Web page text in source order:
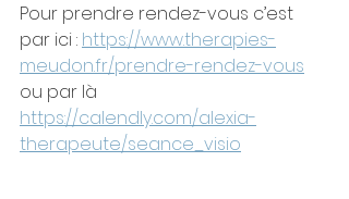
Pour prendre rendez-vous c’est
par ici : https://www.therapies-
meudon.fr/prendre-rendez-vous
ou par là
https://calendly.com/alexia-
therapeute/seance_visio